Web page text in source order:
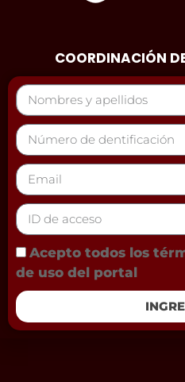
COORDINACIÓN
Acepto todos los
de uso del portal